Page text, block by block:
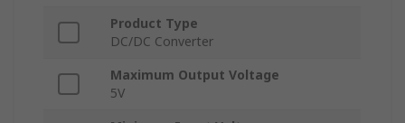
Product Type
DC/DC Converter
Maximum Output Voltage
5V